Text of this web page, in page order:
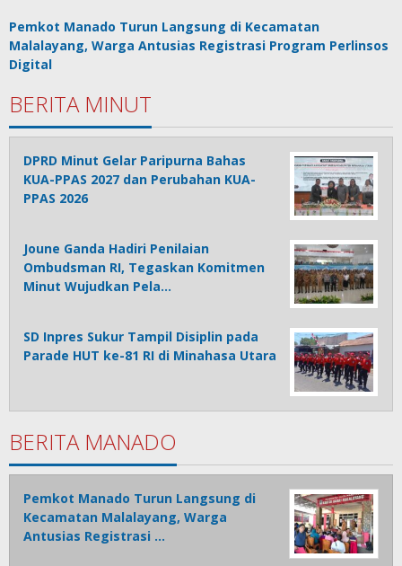
Pemkot Manado Turun Langsung di Kecamatan
Malalayang, Warga Antusias Registrasi Program Perlinsos
Digital
BERITA MINUT
DPRD Minut Gelar Paripurna Bahas
KUA-PPAS 2027 dan Perubahan KUA-
PPAS 2026
Joune Ganda Hadiri Penilaian
Ombudsman RI, Tegaskan Komitmen
Minut Wujudkan Pela…
SD Inpres Sukur Tampil Disiplin pada
Parade HUT ke-81 RI di Minahasa Utara
BERITA MANADO
Pemkot Manado Turun Langsung di
Kecamatan Malalayang, Warga
Antusias Registrasi …